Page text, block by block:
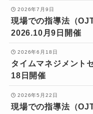
2026年7月9日
現場での指導法（
2026.10月9日開催
2026年6月18日
タイムマネジメント
18日開催
2026年5月22日
現場での指導法（